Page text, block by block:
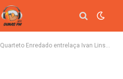
Quarteto Enredado entrelaça Ivan Lins, Heitor Villa-Lobos e Tonico & Tinoco no repertório do álbum ‘Fantasia sertaneja’